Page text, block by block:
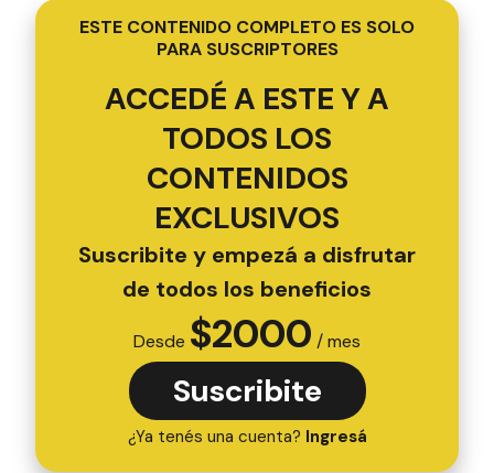
ESTE CONTENIDO COMPLETO ES SOLO
PARA SUSCRIPTORES
ACCEDÉ A ESTE Y A
TODOS LOS
CONTENIDOS
EXCLUSIVOS
Suscribite y empezá a disfrutar
de todos los beneficios
Desde $2000 / mes
Suscribite
¿Ya tenés una cuenta? Ingresá